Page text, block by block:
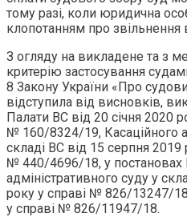
тому разі, коли юридична
клопотанням про звільнення
З огляду на викладене та з
критерію застосування
8 Закону України «Про
відступила від висновків,
Палати ВС від 20 січня 2020
№ 160/8324/19, Касаційного
складі ВС від 15 серпня 2019
№ 440/4696/18, у постановах
адміністративного суду у
року у справі № 826/13247/
у справі № 826/11947/18.